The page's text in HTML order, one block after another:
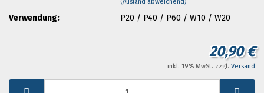
Verwendung: P20 / P40 / P60 / W10 / W20
20,90 €
inkl. 19% MwSt. zzgl. Versand